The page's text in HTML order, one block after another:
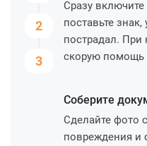
2
3
Сразу
поставьте знак,
пострадал. При
скорую
Соберите
Сделайте фото
повреждения и